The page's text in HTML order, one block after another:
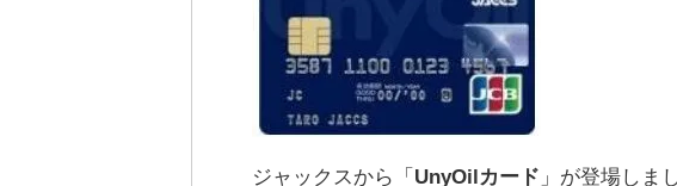
ジャックスから「 UnyOilカード 」が登場しま